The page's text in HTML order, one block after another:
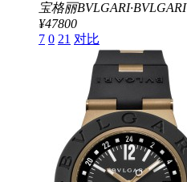
宝格丽BVLGARI∙BVLGARI
¥47800
7 0 21 对比